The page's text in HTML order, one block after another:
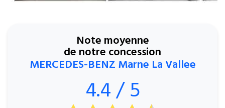
Note moyenne
de notre concession
MERCEDES-BENZ Marne La Vallee
4.4 / 5